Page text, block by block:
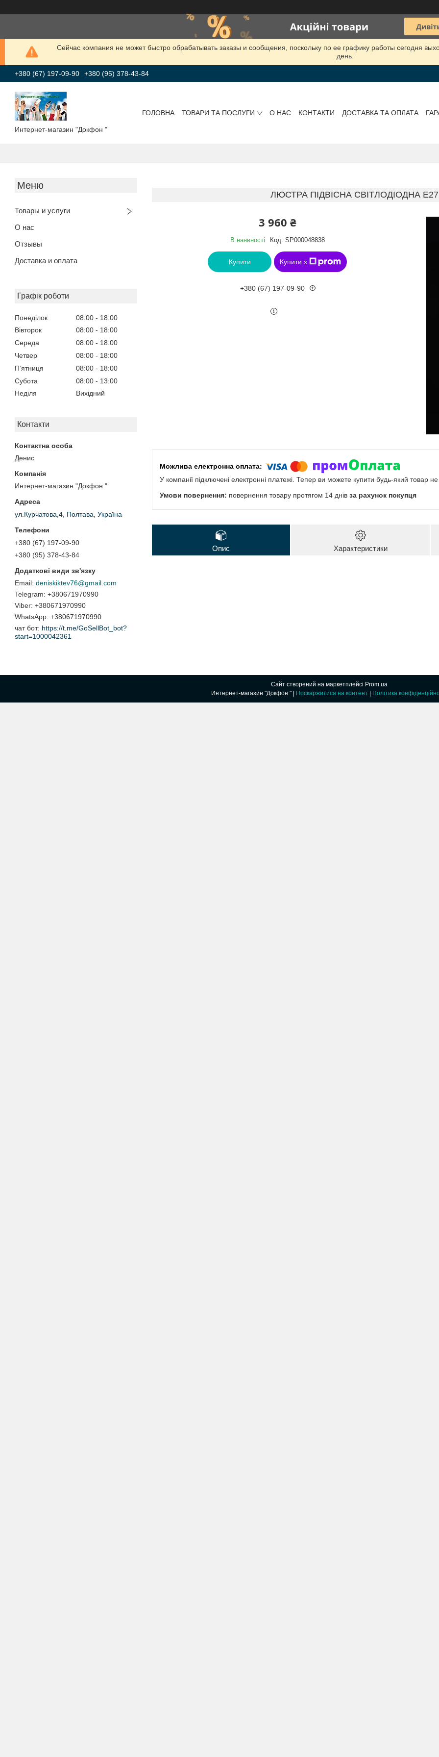
Сейчас компания не может быстро обрабатывать заказы и сообщения, поскольку по ее графику работы сегодня
день.
+380 (67) 197-09-90 +380 (95) 378-43-84
Интернет-магазин "Докфон "
ГОЛОВНА ТОВАРИ ТА ПОСЛУГИ О НАС КОНТАКТИ ДОСТАВКА ТА ОПЛАТА
Товары и услуги
О нас
Отзывы
Доставка и оплата
Графік роботи
Понеділок 08:00
18:00
Вівторок
08:00
18:00
Середа
08:00
18:00
Четвер
08:00
18:00
Пʼятниця
08:00
18:00
Субота
08:00
13:00
Неділя
Вихідний
Контакти
Денис
Интернет-магазин "Докфон "
ул.Курчатова,4, Полтава, Україна
+380 (67) 197-09-90
+380 (95) 378-43-84
deniskiktev76@gmail.com
+380671970990
+380671970990
+380671970990
чат бот https://t.me/GoSellBot_bot?
start=1000042361
ЛЮСТРА ПІДВІСНА СВІТЛОДІОДНА
3 960 ₴
В наявності Код: SP000048838
Купити Купити з
+380 (67) 197-09-90
У компанії підключені електронні платежі. Тепер ви можете купити будь-який товар
повернення товару протягом 14 днів за рахунок покупця
Опис Характеристики
Сайт створений на маркетплейсі Prom.ua
Поскаржитися на контент Політика